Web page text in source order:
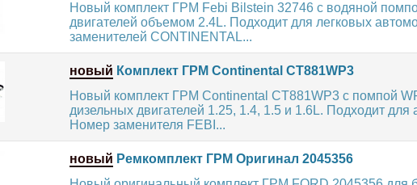
Новый комплект ГРМ Febi Bilstein 32746 с водяной
двигателей объемом 2.4L. Подходит для легковых
заменителей CONTINENTAL...
новый Комплект ГРМ Continental CT881WP3
Новый комплект ГРМ Continental CT881WP3 с помпой
дизельных двигателей 1.25, 1.4, 1.5 и 1.6L. Подходит
Номер заменителя FEBI...
новый Ремкомплект ГРМ Оригинал 2045356